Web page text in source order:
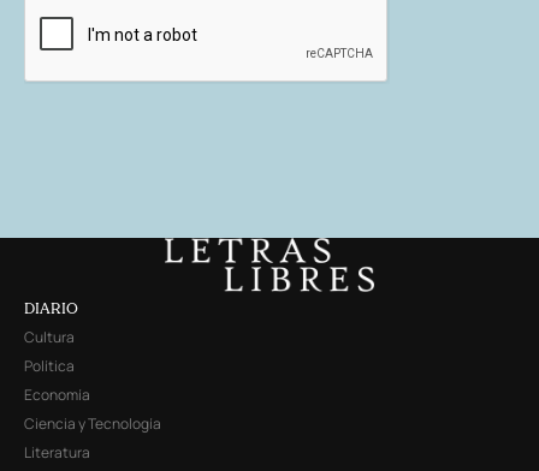
DIARIO
Cultura
Política
Economía
Ciencia y Tecnología
Literatura